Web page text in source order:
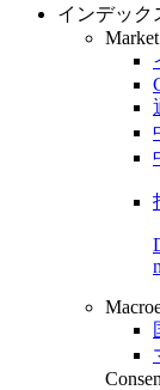
インデック